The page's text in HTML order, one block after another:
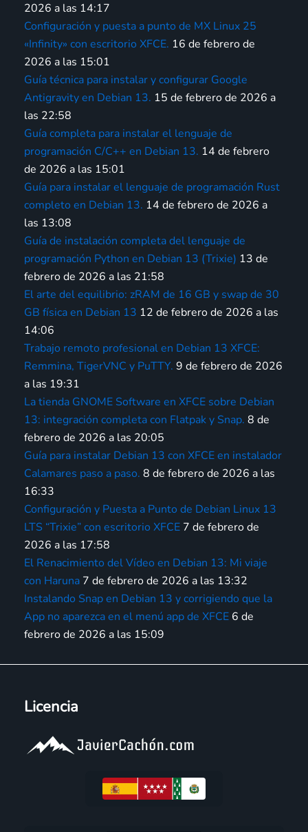
2026 a las 14:17
Configuración y puesta a punto de MX Linux 25
«Infinity» con escritorio XFCE. 16 de febrero de
2026 a las 15:01
Guía técnica para instalar y configurar Google
Antigravity en Debian 13. 15 de febrero de 2026 a
las 22:58
Guía completa para instalar el lenguaje de
programación C/C++ en Debian 13. 14 de febrero
de 2026 a las 15:01
Guía para instalar el lenguaje de programación Rust
completo en Debian 13. 14 de febrero de 2026 a
las 13:08
Guía de instalación completa del lenguaje de
programación Python en Debian 13 (Trixie) 13 de
febrero de 2026 a las 21:58
El arte del equilibrio: zRAM de 16 GB y swap de 30
GB física en Debian 13 12 de febrero de 2026 a las
14:06
Trabajo remoto profesional en Debian 13 XFCE:
Remmina, TigerVNC y PuTTY. 9 de febrero de 2026
a las 19:31
La tienda GNOME Software en XFCE sobre Debian
13: integración completa con Flatpak y Snap. 8 de
febrero de 2026 a las 20:05
Guía para instalar Debian 13 con XFCE en instalador
Calamares paso a paso. 8 de febrero de 2026 a las
16:33
Configuración y Puesta a Punto de Debian Linux 13
LTS “Trixie” con escritorio XFCE 7 de febrero de
2026 a las 17:58
El Renacimiento del Vídeo en Debian 13: Mi viaje
con Haruna 7 de febrero de 2026 a las 13:32
Instalando Snap en Debian 13 y corrigiendo que la
App no aparezca en el menú app de XFCE 6 de
febrero de 2026 a las 15:09
Licencia